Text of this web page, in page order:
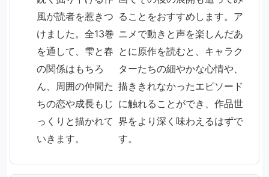
風が読者を惹きつ
けました。全13巻
を通して、雫と春
の関係はもちろ
ん、周囲の仲間た
ちの恋や成長もじ
っくりと描かれて
いきます。
ることをおすすめします。ア
ニメで動きと声を楽しんだあ
とに原作を読むと、キャラク
ターたちの細やかな心情や、
描ききれなかったエピソード
に触れることができ、作品世
界をより深く味わえるはずで
す。